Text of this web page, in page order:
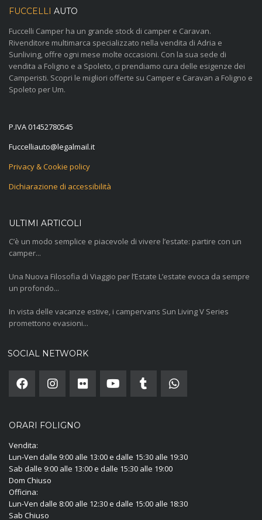
FUCCELLI AUTO
Fuccelli Camper ha un grande stock di camper e Caravan.
Rivenditore multimarca specializzato nella vendita di Adria e
Sunliving, offre ogni mese molte occasioni. Con la sua sede di
vendita a Foligno e a Spoleto, ci prendiamo cura delle esigenze dei
Camperisti. Scopri le migliori offerte su Camper e Caravan a Foligno e
Spoleto per Um.
P.IVA 01452780545
ti.liamlagel
@otuailleccuF
Privacy & Cookie policy
Dichiarazione di accessibilità
ULTIMI ARTICOLI
C’è un modo semplice e piacevole di vivere l’estate: partire con un
camper...
Una Nuova Filosofia di Viaggio per l’Estate L’estate evoca da sempre
un profondo...
In vista delle vacanze estive, i campervans Sun Living V Series
promettono evasioni...
SOCIAL NETWORK
ORARI FOLIGNO
Vendita:
Lun-Ven dalle 9:00 alle 13:00 e dalle 15:30 alle 19:30
Sab dalle 9:00 alle 13:00 e dalle 15:30 alle 19:00
Dom Chiuso
Officina:
Lun-Ven dalle 8:00 alle 12:30 e dalle 15:00 alle 18:30
Sab Chiuso